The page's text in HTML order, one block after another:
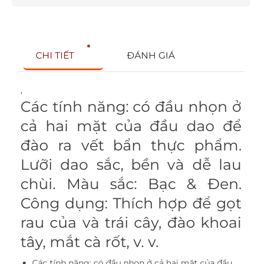
CHI TIẾT ĐÁNH GIÁ
,
Các tính năng: có đầu nhọn ở
cả hai mặt của đầu dao để
đào ra vết bẩn thực phẩm.
Lưỡi dao sắc, bền và dễ lau
chùi. Màu sắc: Bạc & Đen.
Công dụng: Thích hợp để gọt
rau của và trái cây, đào khoai
tây, mắt cà rốt, v. v.